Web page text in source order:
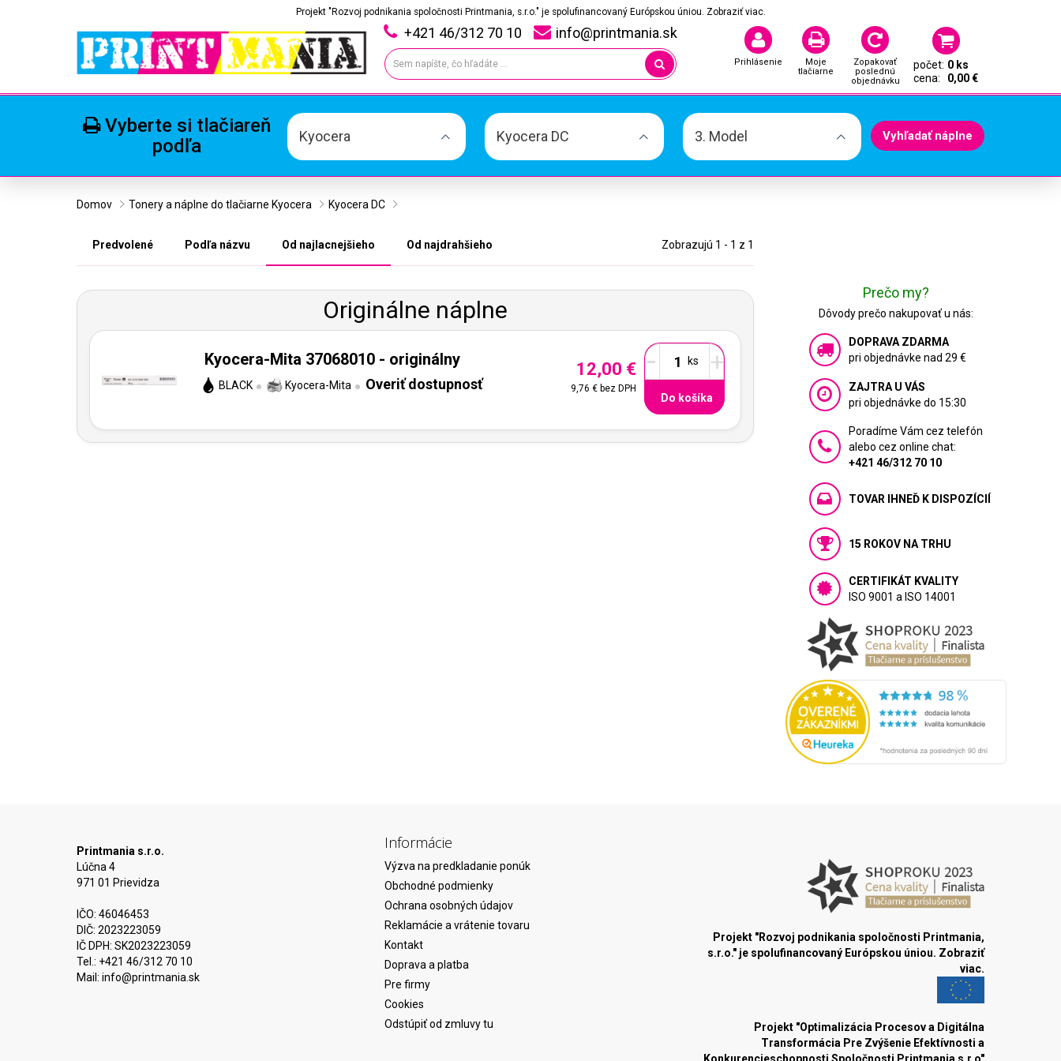
Projekt "Rozvoj podnikania spoločnosti Printmania, s.r.o." je spolufinancovaný Európskou úniou. Zobraziť viac.
+421 46/312 70 10 info@printmania.sk
Prihlásenie
Moje
tlačiarne
Zopakovať
poslednú
objednávku
počet: 0 ks
cena:
0,00 €
Vyberte si tlačiareň
podľa
Kyocera Kyocera DC 3. Model Vyhľadať náplne
Domov Tonery a náplne do tlačiarne Kyocera Kyocera DC
Predvolené Podľa názvu Od najlacnejšieho Od najdrahšieho Zobrazujú 1 - 1 z 1
Originálne náplne
Kyocera-Mita 37068010 - originálny
BLACK Kyocera-Mita Overiť dostupnosť
12,00 €
9,76 €bez DPH
- +
Do košíka
Prečo my?
Dôvody prečo nakupovať u nás:
DOPRAVA ZDARMA
pri objednávke nad 29 €
ZAJTRA U VÁS
pri objednávke do 15:30
Poradíme Vám cez telefón
alebo cez online chat:
+421 46/312 70 10
TOVAR IHNEĎ K DISPOZÍCIÍ
15 ROKOV NA TRHU
CERTIFIKÁT KVALITY
ISO 9001 a ISO 14001
Printmania s.r.o.
Lúčna 4
971 01 Prievidza
IČO: 46046453
DIČ: 2023223059
IČ DPH: SK2023223059
Tel.: +421 46/312 70 10
Mail: info@printmania.sk
Informácie
Výzva na predkladanie ponúk
Obchodné podmienky
Ochrana osobných údajov
Reklamácie a vrátenie tovaru
Kontakt
Doprava a platba
Pre firmy
Cookies
Odstúpiť od zmluvy tu
Projekt "Rozvoj podnikania spoločnosti Printmania,
s.r.o." je spolufinancovaný Európskou úniou. Zobraziť
viac.
Projekt "Optimalizácia Procesov a Digitálna
Transformácia Pre Zvýšenie Efektívnosti a